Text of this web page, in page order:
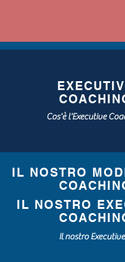
Cos'è l'Executive
IL NOSTRO
IL NOSTRO
Il nostro